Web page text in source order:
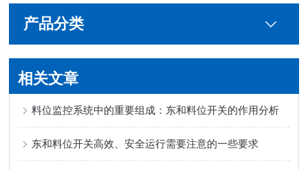
产品分类
相关文章
料位监控系统中的重要组成：东和料位开关的作用分析
东和料位开关高效、安全运行需要注意的一些要求